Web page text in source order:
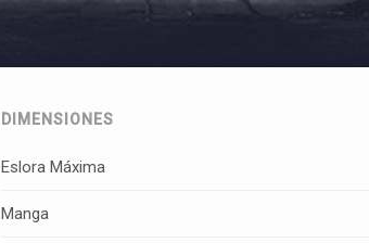
DIMENSIONES
Eslora Máxima
Manga